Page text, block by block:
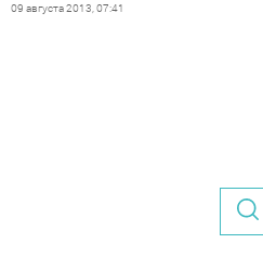
09 августа 2013, 07:41